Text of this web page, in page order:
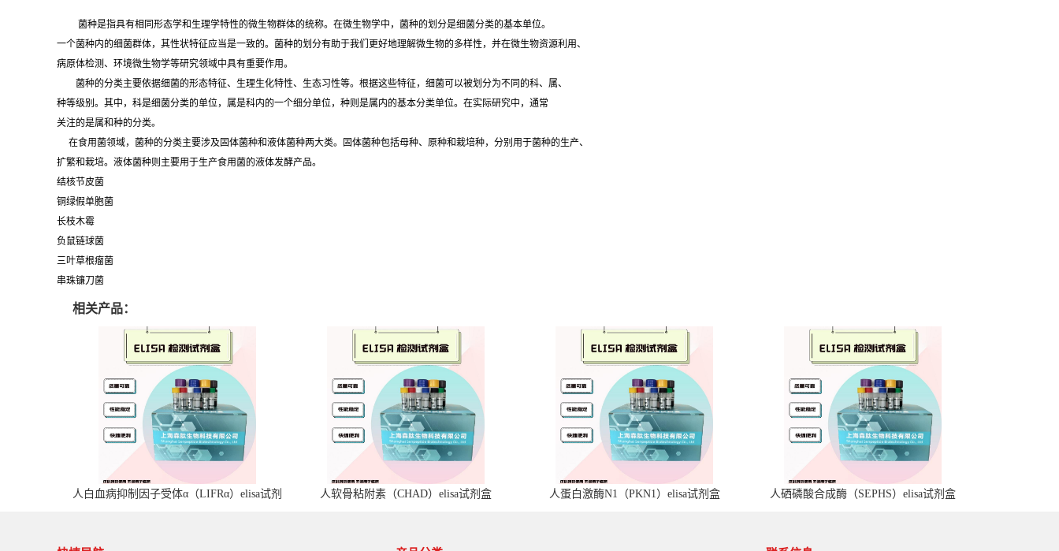
菌种是指具有相同形态学和生理学特性的微生物群体的统称。在微生物学中，菌种的划分是细菌分类的基本单位。
一个菌种内的细菌群体，其性状特征应当是一致的。菌种的划分有助于我们更好地理解微生物的多样性，并在微生物资源利用、
病原体检测、环境微生物学等研究领域中具有重要作用。
菌种的分类主要依据细菌的形态特征、生理生化特性、生态习性等。根据这些特征，细菌可以被划分为不同的科、属、
种等级别。其中，科是细菌分类的单位，属是科内的一个细分单位，种则是属内的基本分类单位。在实际研究中，通常
关注的是属和种的分类。
在食用菌领域，菌种的分类主要涉及固体菌种和液体菌种两大类。固体菌种包括母种、原种和栽培种，分别用于菌种的生产、
扩繁和栽培。液体菌种则主要用于生产食用菌的液体发酵产品。
结核节皮菌
铜绿假单胞菌
长枝木霉
负鼠链球菌
三叶草根瘤菌
串珠镰刀菌
相关产品：
人白血病抑制因子受体α（LIFRα）elisa试剂
人软骨粘附素（CHAD）elisa试剂盒 人蛋白激酶N1（PKN1）elisa试剂盒 人硒磷酸合成酶（SEPHS）elisa试剂盒